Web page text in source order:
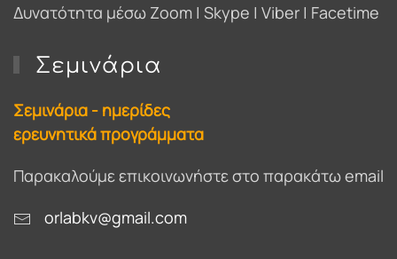
Δυνατότητα μέσω Zoom | Skype | Viber | Facetime
Σεμινάρια
Σεμινάρια - ημερίδες
ερευνητικά προγράμματα
Παρακαλούμε επικοινωνήστε στο παρακάτω email
orlabkv@gmail.com